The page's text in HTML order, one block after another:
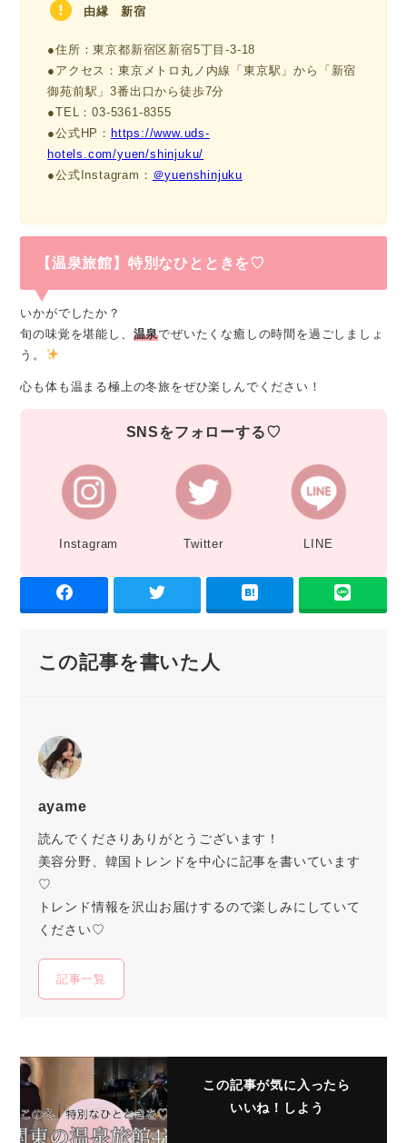
由縁 新宿
●住所：東京都新宿区新宿5丁目-3-18
●アクセス：東京メトロ丸ノ内線「東京駅」から「新宿
御苑前駅」3番出口から徒歩7分
●TEL：03-5361-8355
●公式HP： https://www.uds-
hotels.com/yuen/shinjuku/
●公式Instagram： ＠yuenshinjuku
【温泉旅館】特別なひとときを♡
いかがでしたか？
旬の味覚を堪能し、 温泉でぜいたくな癒しの時間を過ごしましょ
う。
心も体も温まる極上の冬旅をぜひ楽しんでください！
SNSをフォローする♡
Instagram Twitter LINE
この記事を書いた人
ayame
読んでくださりありがとうございます！
美容分野、韓国トレンドを中心に記事を書いています
♡
トレンド情報を沢山お届けするので楽しみにしていて
ください♡
記事一覧
この記事が気に入ったら
いいね！しよう